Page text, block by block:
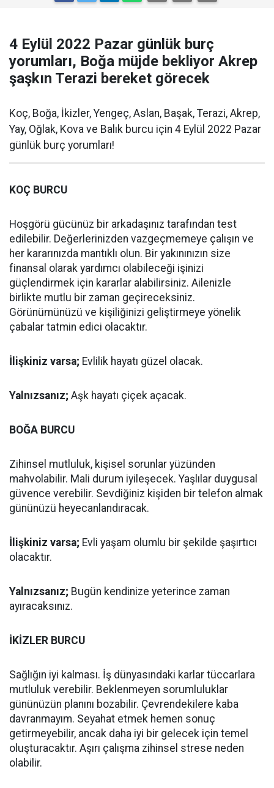
4 Eylül 2022 Pazar günlük burç
yorumları, Boğa müjde bekliyor Akrep
şaşkın Terazi bereket görecek
Koç, Boğa, İkizler, Yengeç, Aslan, Başak, Terazi, Akrep,
Yay, Oğlak, Kova ve Balık burcu için 4 Eylül 2022 Pazar
günlük burç yorumları!
KOÇ BURCU
Hoşgörü gücünüz bir arkadaşınız tarafından test
edilebilir. Değerlerinizden vazgeçmemeye çalışın ve
her kararınızda mantıklı olun. Bir yakınınızın size
finansal olarak yardımcı olabileceği işinizi
güçlendirmek için kararlar alabilirsiniz. Ailenizle
birlikte mutlu bir zaman geçireceksiniz.
Görünümünüzü ve kişiliğinizi geliştirmeye yönelik
çabalar tatmin edici olacaktır.
İlişkiniz varsa; Evlilik hayatı güzel olacak.
Yalnızsanız; Aşk hayatı çiçek açacak.
BOĞA BURCU
Zihinsel mutluluk, kişisel sorunlar yüzünden
mahvolabilir. Mali durum iyileşecek. Yaşlılar duygusal
güvence verebilir. Sevdiğiniz kişiden bir telefon almak
gününüzü heyecanlandıracak.
İlişkiniz varsa; Evli yaşam olumlu bir şekilde şaşırtıcı
olacaktır.
Yalnızsanız; Bugün kendinize yeterince zaman
ayıracaksınız.
İKİZLER BURCU
Sağlığın iyi kalması. İş dünyasındaki karlar tüccarlara
mutluluk verebilir. Beklenmeyen sorumluluklar
gününüzün planını bozabilir. Çevrendekilere kaba
davranmayım. Seyahat etmek hemen sonuç
getirmeyebilir, ancak daha iyi bir gelecek için temel
oluşturacaktır. Aşırı çalışma zihinsel strese neden
olabilir.